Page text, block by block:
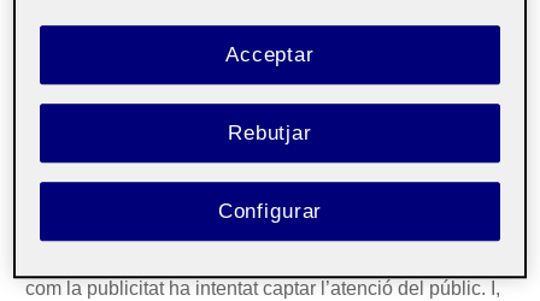
, senyors i senyores, acompanyin-
me a recórrer el meravellós món de la creativitat en la
publicitat.
La subtil màgia de tot començament
Des dels primers anuncis impresos, alguns fins i tot
com la publicitat ha intentat captar l’atenció del públic. I,
Rebutjar
Acceptar
Configurar